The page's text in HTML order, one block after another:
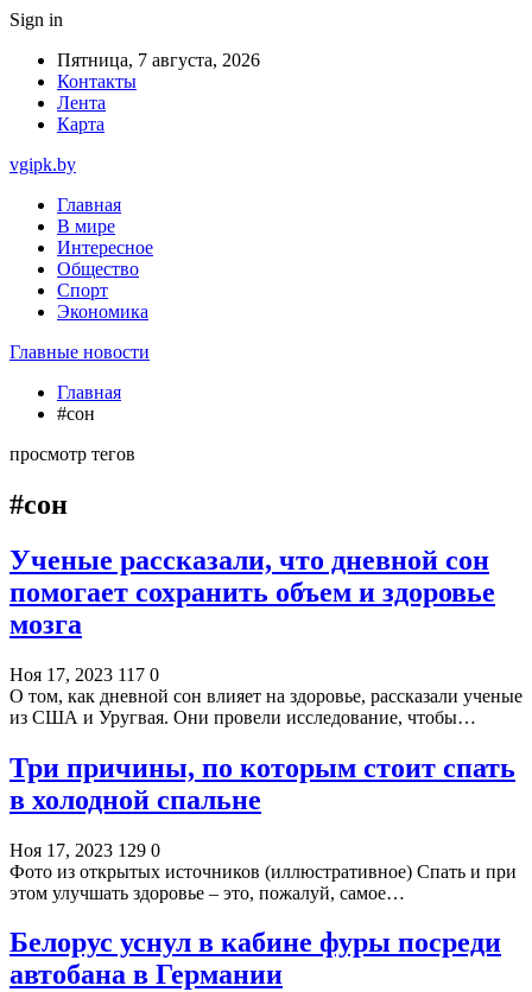
Sign in
Пятница, 7 августа, 2026
Контакты
Лента
Карта
vgipk.by
Главная
В мире
Интересное
Общество
Спорт
Экономика
Главные новости
Главная
#сон
просмотр тегов
#сон
Ученые рассказали, что дневной сон
помогает сохранить объем и здоровье
мозга
Ноя 17, 2023 117 0
О том, как дневной сон влияет на здоровье, рассказали ученые
из США и Уругвая. Они провели исследование, чтобы…
Три причины, по которым стоит спать
в холодной спальне
Ноя 17, 2023 129 0
Фото из открытых источников (иллюстративное) Спать и при
этом улучшать здоровье – это, пожалуй, самое…
Белорус уснул в кабине фуры посреди
автобана в Германии